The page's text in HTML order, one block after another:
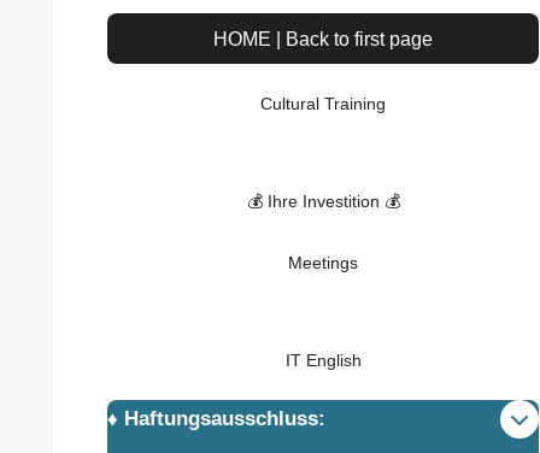
HOME | Back to first page
Cultural Training
💰 Ihre Investition 💰
Meetings
IT English
♦️ Haftungsausschluss: